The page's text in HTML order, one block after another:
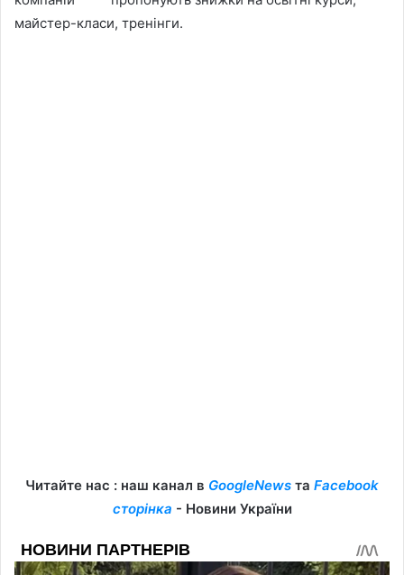
майстер-класи, тренінги.
Читайте нас : наш канал в GoogleNews та Facebook
сторінка - Новини України